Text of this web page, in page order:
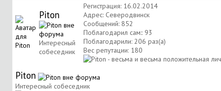
Piton
Интересный
собеседник
Регистрация: 16.02.2014
Адрес: Северодвинск
Сообщений: 852
Поблагодарил сам:: 93
Поблагодарили: 206 раз(а)
Вес репутации: 180
Piton
Интересный собеседник